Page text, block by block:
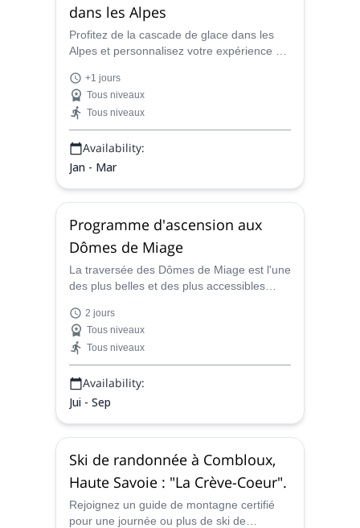
dans les Alpes
Profitez de la cascade de glace dans les
Alpes et personnalisez votre expérience en
préférences avec l'un de nos guides
certifiés. Découvrez les paysages
hivernaux époustouflants des Alpes lors
d'une aventure inoubliable !
+1 jours
Tous niveaux
Tous niveaux
Availability:
Jan - Mar
Programme d'ascension aux
Dômes de Miage
La traversée des Dômes de Miage est l'une
des plus belles et des plus accessibles
Benjamin, aspirant guide de haute
montagne, sera votre expert durant ces 2
jours au-dessus des Contamines-Montjoie.
2 jours
Tous niveaux
Tous niveaux
Availability:
Jui - Sep
Ski de randonnée à Combloux,
Haute Savoie : "La Crève-Coeur".
Rejoignez un guide de montagne certifié
pour une journée ou plus de ski de